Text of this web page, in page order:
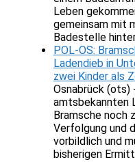
Leben
gemeinsam mit
Badestelle
POL-OS:
Ladendieb in
zwei Kinder als
Osnabrück (ots)
amtsbekannten
Bramsche noch
Verfolgung und
vorbildlich und
bisherigen